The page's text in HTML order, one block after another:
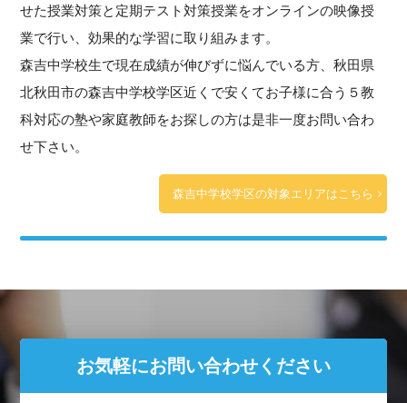
せた授業対策と定期テスト対策授業をオンラインの映像授
業で行い、効果的な学習に取り組みます。
森吉中学校生で現在成績が伸びずに悩んでいる方、秋田県
北秋田市の森吉中学校学区近くで安くてお子様に合う５教
科対応の塾や家庭教師をお探しの方は是非一度お問い合わ
せ下さい。
森吉中学校学区の対象エリアはこちら
お気軽にお問い合わせください